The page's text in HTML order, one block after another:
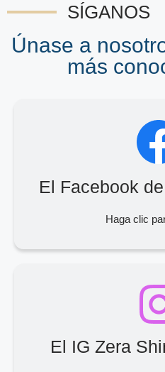
SÍGANOS
Únase a
más
El Facebook
Haga clic
El IG Zera